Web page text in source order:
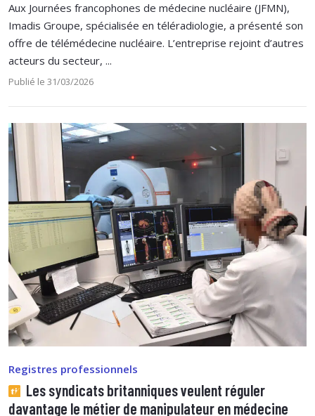
Aux Journées francophones de médecine nucléaire (JFMN),
Imadis Groupe, spécialisée en téléradiologie, a présenté son
offre de télémédecine nucléaire. L’entreprise rejoint d’autres
acteurs du secteur, ...
Publié le 31/03/2026
Registres professionnels
Les syndicats britanniques veulent réguler
davantage le métier de manipulateur en médecine